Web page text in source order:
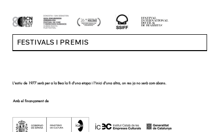
L'estiu de 1977 serà per a la Bea la fi d'una etapa i l'inici d'una altra, on res ja no serà com abans.
Amb el finançament de
FESTIVALS I PREMIS